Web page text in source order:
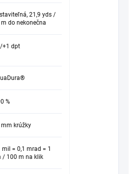
21,9 yds /
do nekonečna
+1 dpt
%
krúžky
mil = 0,1 mrad = 1
/ 100 m na klik